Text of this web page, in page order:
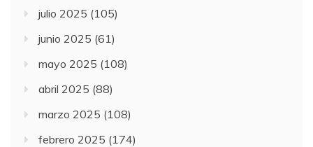
julio 2025 (105)
junio 2025 (61)
mayo 2025 (108)
abril 2025 (88)
marzo 2025 (108)
febrero 2025 (174)